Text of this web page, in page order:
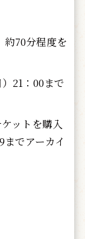
70分程度を
21：00まで
ットを購入
でアーカイ